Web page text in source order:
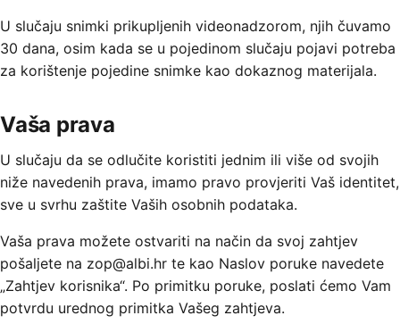
U slučaju snimki prikupljenih videonadzorom, njih čuvamo
30 dana, osim kada se u pojedinom slučaju pojavi potreba
za korištenje pojedine snimke kao dokaznog materijala.
Vaša prava
U slučaju da se odlučite koristiti jednim ili više od svojih
niže navedenih prava, imamo pravo provjeriti Vaš identitet,
sve u svrhu zaštite Vaših osobnih podataka.
Vaša prava možete ostvariti na način da svoj zahtjev
pošaljete na zop@albi.hr te kao Naslov poruke navedete
„Zahtjev korisnika“. Po primitku poruke, poslati ćemo Vam
potvrdu urednog primitka Vašeg zahtjeva.